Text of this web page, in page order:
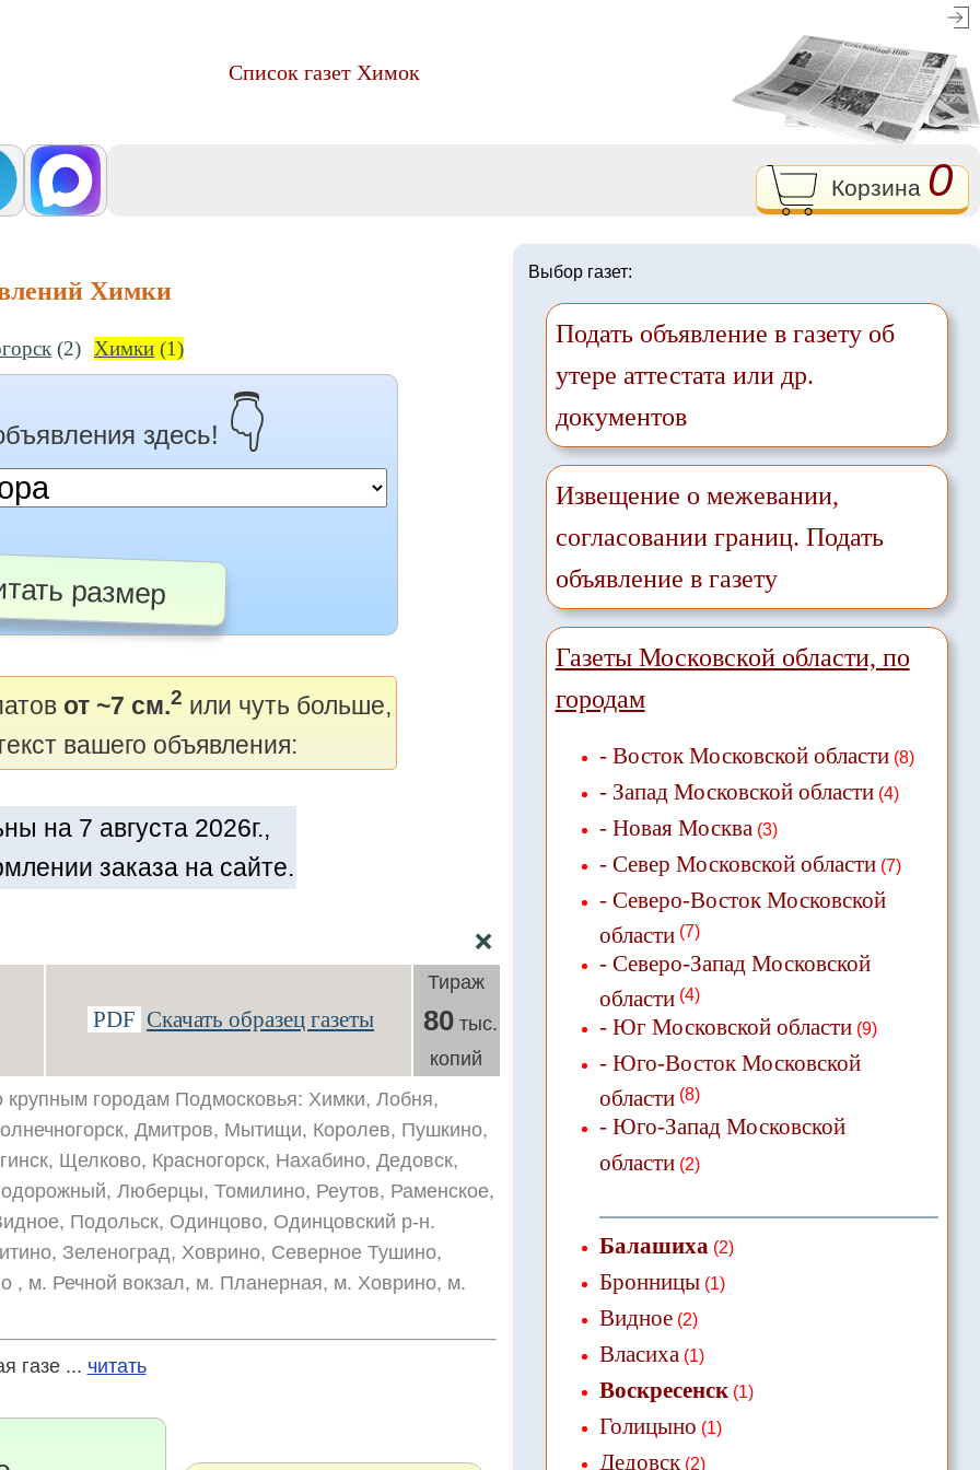
Список газет Химок
Корзина 0
Химки
(2) Химки (1)
здесь! 👇
размер
от ~7 см.2 или чуть больше,
вашего объявления:
на 7 августа 2026г.,
заказа на сайте.
❌
PDF Скачать образец газеты
Тираж
80тыс.
копий
крупным городам Подмосковья: Химки, Лобня,
Дмитров, Мытищи, Королев, Пушкино,
Щелково, Красногорск, Нахабино, Дедовск,
Люберцы, Томилино, Реутов, Раменское,
Подольск, Одинцово, Одинцовский р-н.
Зеленоград, Ховрино, Северное Тушино,
, м. Речной вокзал, м. Планерная, м. Ховрино, м.
газе ... читать
Выбор газет:
Подать объявление в газету об
утере аттестата или др.
документов
Извещение о межевании,
согласовании границ. Подать
объявление в газету
Газеты Московской области, по
городам
- Восток Московской области(8)
- Запад Московской области(4)
- Новая Москва(3)
- Север Московской области(7)
- Северо-Восток Московской
области(7)
- Северо-Запад Московской
области(4)
- Юг Московской области(9)
- Юго-Восток Московской
области(8)
- Юго-Запад Московской
области(2)
Балашиха(2)
Бронницы(1)
Видное(2)
Власиха(1)
Воскресенск(1)
Голицыно (1)
Дедовск(2)